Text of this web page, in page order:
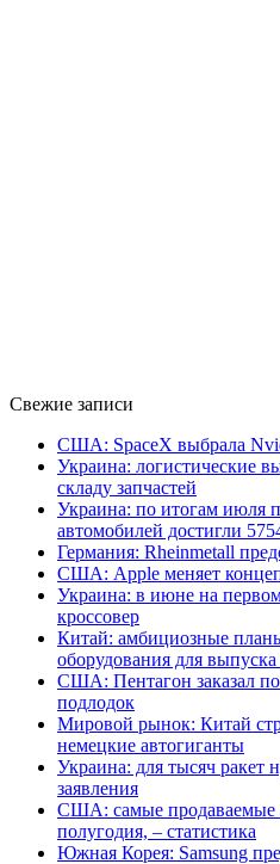
Свежие записи
США: SpaceX выбрала
Украина: логистические
складу запчастей
Украина: по итогам июля
автомобилей достигли
Германия: Rheinmetall
США: Apple меняет
Украина: в июне на
кроссовер
Китай: амбициозные
оборудования для
США: Пентагон заказал
подлодок
Мировой рынок: Китай
немецкие автогиганты
Украина: для тысяч ракет
заявления
США: самые продаваемые
полугодия, – статистика
Южная Корея: Samsung